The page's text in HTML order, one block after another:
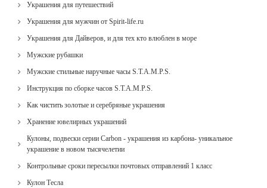
Украшения для путешествий
Украшения для мужчин от Spirit-life.ru
Украшения для Дайверов, и для тех кто влюблен в море
Мужские рубашки
Мужские стильные наручные часы S.T.A.M.P.S.
Инструкция по сборке часов S.T.A.M.P.S.
Как чистить золотые и серебряные украшения
Хранение ювелирных украшений
Кулоны, подвески серии Carbon - украшения из карбона- уникальное
украшение в новом тысячелетии
Контрольные сроки пересылки почтовых отправлений 1 класс
Кулон Тесла